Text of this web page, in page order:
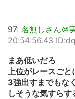
97: 名無しさん＠
20:54:56.43
まあ低いだろ
上位がレースご
3強出すまでもな
しそうな気すらす